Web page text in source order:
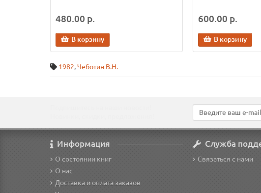
480.00 р.
В корзину
600.00 р.
В корзину
1982,Чеботин В.Н.
Информация
О состоянии книг
О нас
Доставка и оплата заказов
Служба
Связаться с нами